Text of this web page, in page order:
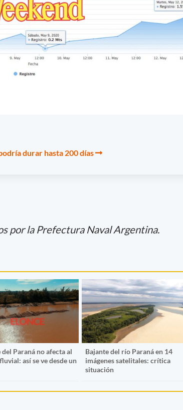
durar hasta 200 días
por la Prefectura Naval Argentina.
del Paraná no afecta al
así se ve desde un
Bajante del río Paraná en 14
imágenes satelitales: crítica
situación